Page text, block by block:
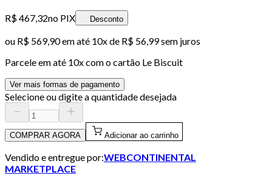
R$ 467,32no PIX Desconto
ou R$ 569,90em até 10x de R$ 56,99 sem juros
Parcele em até 10x com o cartão Le Biscuit
Ver mais formas de pagamento
Selecione ou digite a quantidade desejada
COMPRAR AGORA Adicionar ao carrinho
Vendido e entregue por:WEBCONTINENTAL
MARKETPLACE